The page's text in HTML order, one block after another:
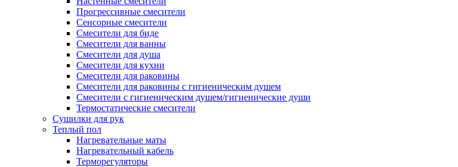
Прогрессивные смесители
Сенсорные смесители
Смесители для биде
Смесители для ванны
Смесители для душа
Смесители для кухни
Смесители для раковины
Смесители для раковины с гигиеническим душем
Смесители с гигиеническим душем/гигиенические души
Термостатические смесители
Сушилки для рук
Теплый пол
Нагревательные маты
Нагревательный кабель
Терморегуляторы